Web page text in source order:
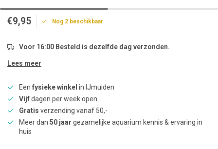
€9,95 Nog 2 beschikbaar
Voor 16:00 Besteld is dezelfde dag verzonden.
Lees meer
Een fysieke winkel in IJmuiden
Vijfdagen per week open.
Gratis verzending vanaf 50,-
Meer dan 50 jaar gezamelijke aquarium kennis & ervaring in
huis